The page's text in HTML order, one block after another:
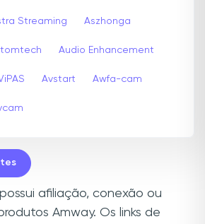
Streaming Aszhonga
Audio Enhancement
Avstart Awfa-cam
afiliação, conexão ou
Amway. Os links de